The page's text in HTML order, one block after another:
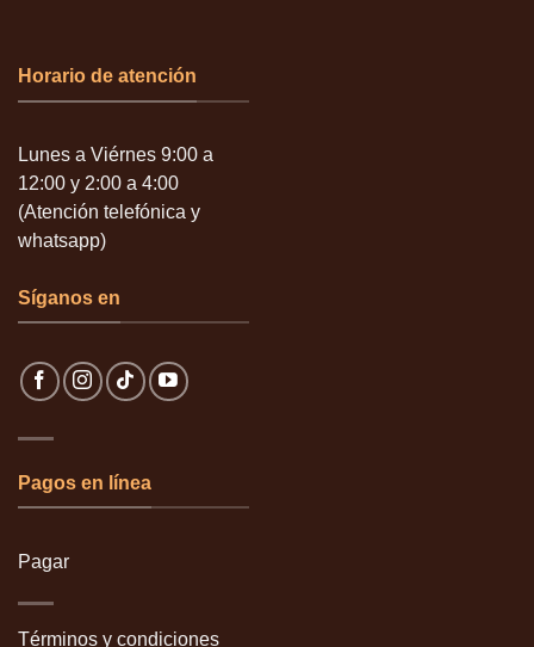
Horario de atención
Lunes a Viérnes 9:00 a
12:00 y 2:00 a 4:00
(Atención telefónica y
whatsapp)
Síganos en
Pagos en línea
Pagar
Términos y condiciones